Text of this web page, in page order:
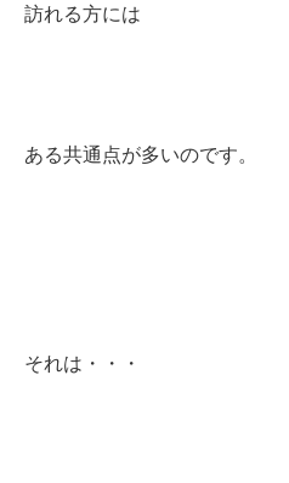
訪れる方には
ある共通点が多いのです。
それは・・・